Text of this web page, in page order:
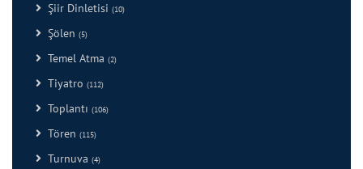
Şiir Dinletisi (10)
Şölen (5)
Temel Atma (2)
Tiyatro (112)
Toplantı (106)
Tören (115)
Turnuva (4)